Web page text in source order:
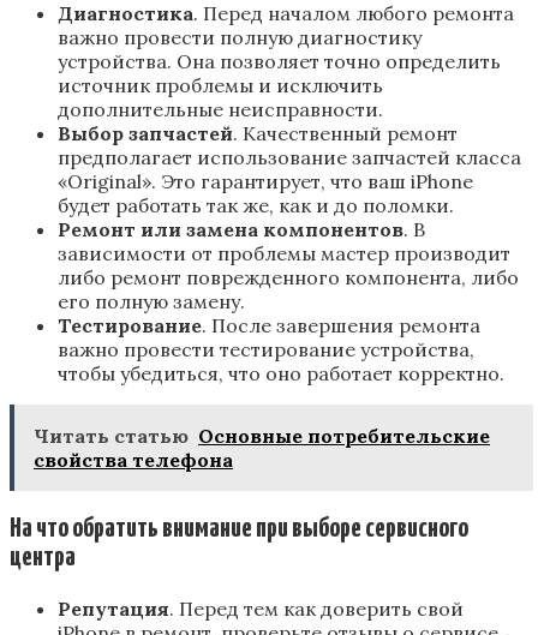
Диагностика. Перед началом любого ремонта
важно провести полную диагностику
устройства. Она позволяет точно определить
источник проблемы и исключить
дополнительные неисправности.
Выбор запчастей. Качественный ремонт
предполагает использование запчастей класса
«Original». Это гарантирует, что ваш iPhone
будет работать так же, как и до поломки.
Ремонт или замена компонентов. В
зависимости от проблемы мастер производит
либо ремонт поврежденного компонента, либо
его полную замену.
Тестирование. После завершения ремонта
важно провести тестирование устройства,
чтобы убедиться, что оно работает корректно.
Читать статью Основные потребительские
свойства телефона
На что обратить внимание при выборе сервисного
центра
Репутация. Перед тем как доверить свой